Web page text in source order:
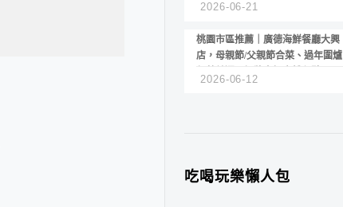
2026-06-21
桃園市區推薦｜廣德海鮮餐廳大興
店，母親節/父親節合菜、過年圍爐
2026-06-12
吃喝玩樂懶人包